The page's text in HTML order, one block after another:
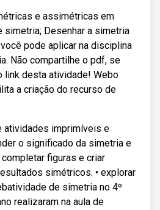
e assimétricas em
simetria; Desenhar a simetria
pode aplicar na disciplina
Não compartilhe o pdf, se
link desta atividade! Webo
a criação do recurso de
atividades imprimíveis e
o significado da simetria e
figuras e criar
simétricos. • explorar
de simetria no 4º
realizaram na aula de